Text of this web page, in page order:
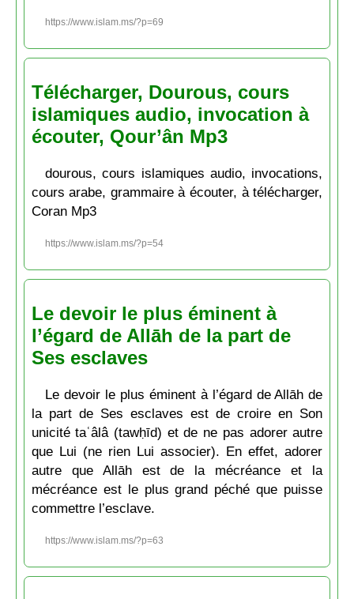
https://www.islam.ms/?p=69
Télécharger, Dourous, cours
islamiques audio, invocation à
écouter, Qour’ân Mp3
dourous, cours islamiques audio, invocations,
cours arabe, grammaire à écouter, à télécharger,
Coran Mp3
https://www.islam.ms/?p=54
Le devoir le plus éminent à
l’égard de Allāh de la part de
Ses esclaves
Le devoir le plus éminent à l’égard de Allāh de
la part de Ses esclaves est de croire en Son
unicité taʿâlâ (tawḥīd) et de ne pas adorer autre
que Lui (ne rien Lui associer). En effet, adorer
autre que Allāh est de la mécréance et la
mécréance est le plus grand péché que puisse
commettre l’esclave.
https://www.islam.ms/?p=63